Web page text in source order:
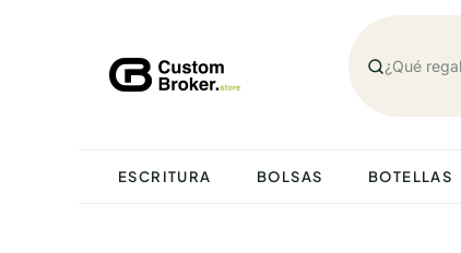
ESCRITURA BOLSAS BOTELLAS